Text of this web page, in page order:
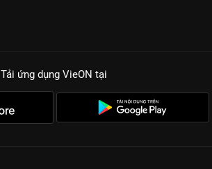
Tải ứng dụng VieON tại